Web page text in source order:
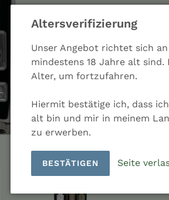
Altersverifizierung
Unser Angebot richtet sich
mindestens 18 Jahre alt
Alter, um fortzufahren.
Hiermit bestätige ich, dass
alt bin und mir in meinem
zu erwerben.
BESTÄTIGEN Seite